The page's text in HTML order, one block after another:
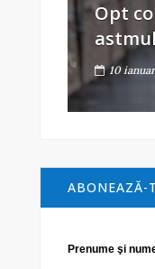
Opt
10
ABONEAZĂ-
Prenume şi